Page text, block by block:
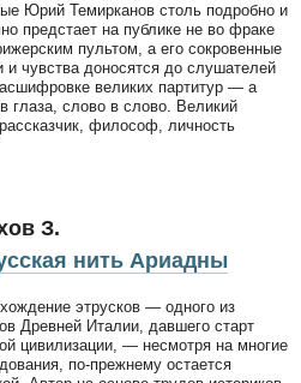
Юрий Темирканов столь подробно и
предстает на публике не во фраке
пультом, а его сокровенные
и чувства доносятся до слушателей
великих партитур — а
в глаза, слово в слово. Великий
философ, личность
З.
нить Ариадны
этрусков — одного из
Древней Италии, давшего старт
цивилизации, — несмотря на многие
по-прежнему остается